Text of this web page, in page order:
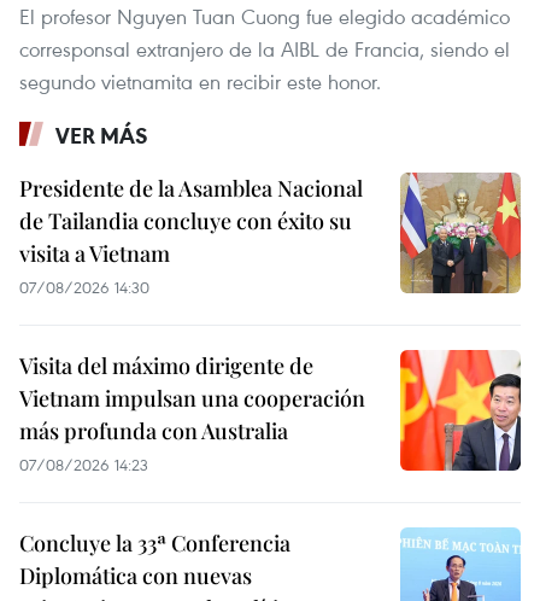
El profesor Nguyen Tuan Cuong fue elegido académico
corresponsal extranjero de la AIBL de Francia, siendo el
segundo vietnamita en recibir este honor.
VER MÁS
Presidente de la Asamblea Nacional
de Tailandia concluye con éxito su
visita a Vietnam
07/08/2026 14:30
Visita del máximo dirigente de
Vietnam impulsan una cooperación
más profunda con Australia
07/08/2026 14:23
Concluye la 33ª Conferencia
Diplomática con nuevas